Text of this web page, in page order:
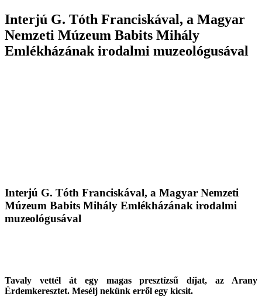
Interjú G. Tóth Franciskával, a Magyar
Nemzeti Múzeum Babits Mihály
Emlékházának irodalmi muzeológusával
Interjú G. Tóth Franciskával, a Magyar Nemzeti
Múzeum Babits Mihály Emlékházának irodalmi
muzeológusával
Tavaly vettél át egy magas presztízsű díjat, az Arany
Érdemkeresztet. Mesélj nekünk erről egy kicsit.